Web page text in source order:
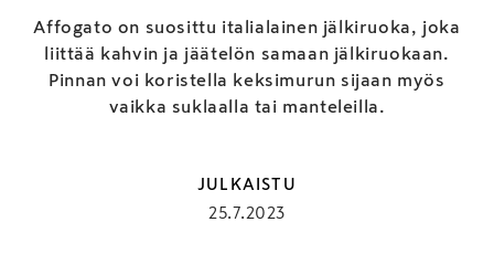
Affogato on suosittu italialainen jälkiruoka, joka
liittää kahvin ja jäätelön samaan jälkiruokaan.
Pinnan voi koristella keksimurun sijaan myös
vaikka suklaalla tai manteleilla.
JULKAISTU
25.7.2023